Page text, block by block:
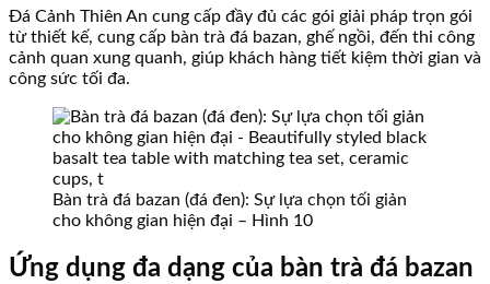
Đá Cảnh Thiên An cung cấp đầy đủ các gói giải pháp trọn gói
từ thiết kế, cung cấp bàn trà đá bazan, ghế ngồi, đến thi công
cảnh quan xung quanh, giúp khách hàng tiết kiệm thời gian và
công sức tối đa.
Bàn trà đá bazan (đá đen): Sự lựa chọn tối giản
cho không gian hiện đại – Hình 10
Ứng dụng đa dạng của bàn trà đá bazan